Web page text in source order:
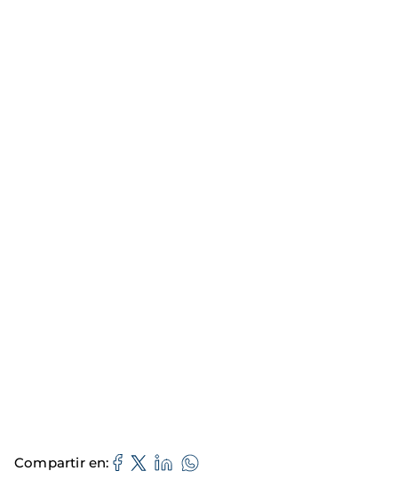
Compartir en